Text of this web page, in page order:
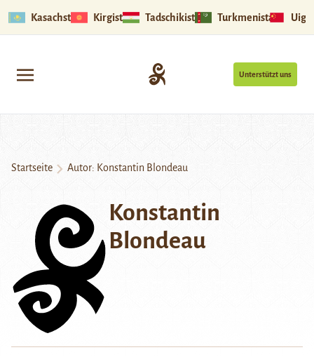
Kasachstan Kirgistan Tadschikistan Turkmenistan
Unterstützt uns
Startseite Autor: Konstantin Blondeau
Konstantin
Blondeau